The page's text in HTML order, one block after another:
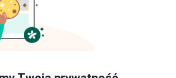
z wieloletnim doświadczeniem